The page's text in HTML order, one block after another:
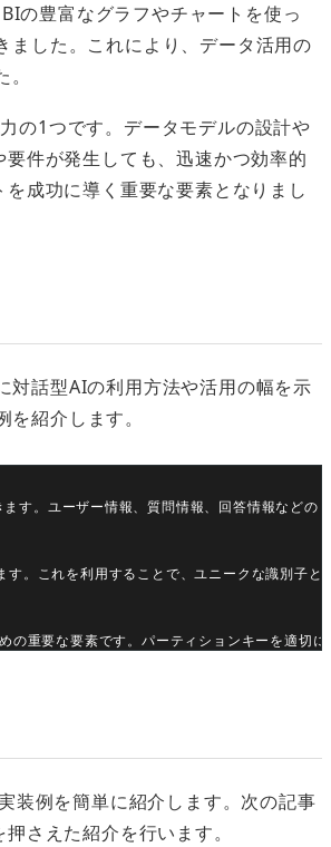
の豊富なグラフやチャートを使っ
ました。これにより、データ活用の
の1つです。データモデルの設計や
件が発生しても、迅速かつ効率的
成功に導く重要な要素となりまし
対話型AIの利用方法や活用の幅を示
紹介します。
す。ユーザー情報、質問情報、回答情報など
す。これを利用することで、ユニークな識別子と
重要な要素です。パーティションキーを適
装例を簡単に紹介します。次の記事
さえた紹介を行います。